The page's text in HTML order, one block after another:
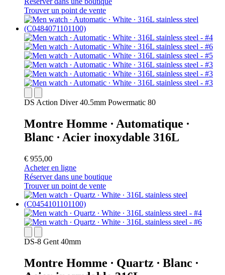
Trouver un point de vente
DS Action Diver 40.5mm Powermatic 80
Montre Homme ∙ Automatique ∙
Blanc ∙ Acier inoxydable 316L
€ 955,00
Acheter en ligne
Réserver dans une boutique
Trouver un point de vente
DS-8 Gent 40mm
Montre Homme ∙ Quartz ∙ Blanc ∙